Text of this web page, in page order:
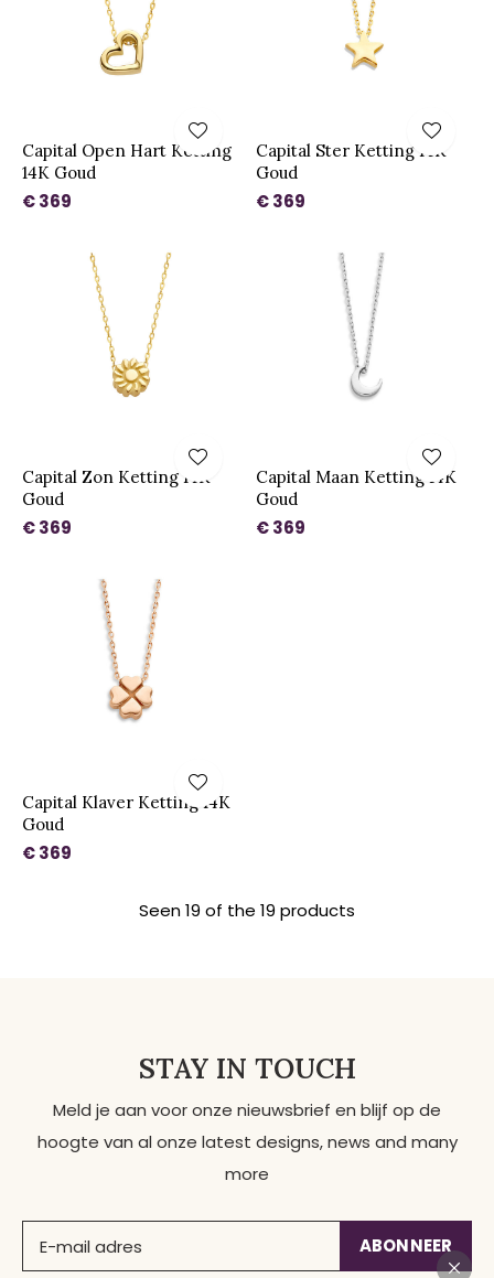
Capital Open Hart Ketting
14K Goud
€ 369
Capital Ster Ketting 14K
Goud
€ 369
Capital Zon Ketting 14K
Goud
€ 369
Capital Maan Ketting 14K
Goud
€ 369
Capital Klaver Ketting 14K
Goud
€ 369
Seen 19 of the 19 products
STAY IN TOUCH
Meld je aan voor onze nieuwsbrief en blijf op de
hoogte van al onze latest designs, news and many
more
ABONNEER